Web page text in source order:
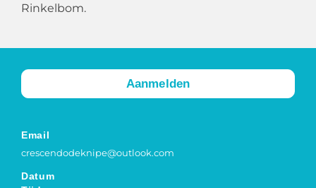
Rinkelbom.
Aanmelden
Email
crescendodeknipe@outlook.com
Datum